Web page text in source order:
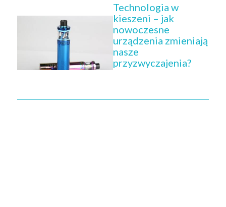
Technologia w
kieszeni – jak
nowoczesne
urządzenia zmieniają
nasze
przyzwyczajenia?